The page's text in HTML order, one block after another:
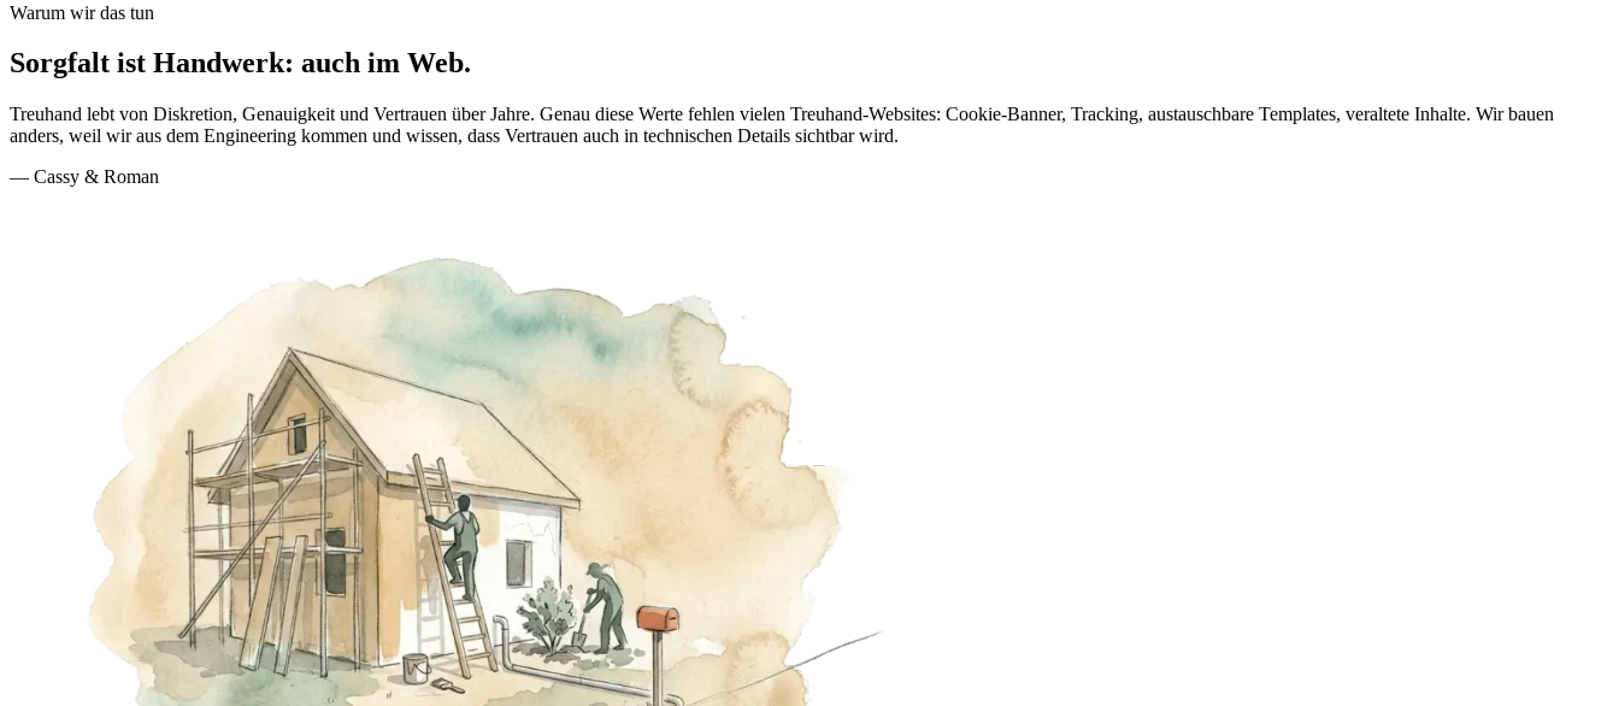
Warum wir das tun
Sorgfalt ist Handwerk: auch im Web.
Treuhand lebt von Diskretion, Genauigkeit und Vertrauen über Jahre. Genau diese Werte fehlen vielen Treuhand-Websites: Cookie-Banner, Tracking, austauschbare Templates, veraltete Inhalte. Wir bauen
anders, weil wir aus dem Engineering kommen und wissen, dass Vertrauen auch in technischen Details sichtbar wird.
— Cassy & Roman